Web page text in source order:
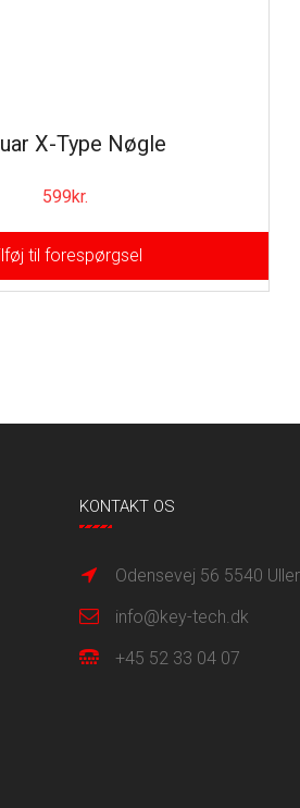
X-Type Nøgle
599kr.
til forespørgsel
KONTAKT OS
Odensevej 56 5540
info@key-tech.dk
+45 52 33 04 07